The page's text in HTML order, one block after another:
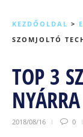
KEZDŐOLDAL >
SZOMJOLTÓ
TOP 3
NYÁRRA
2018/08/16 0